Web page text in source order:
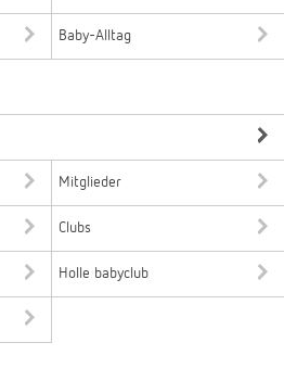
Baby-Alltag
Mitglieder
Clubs
Holle babyclub